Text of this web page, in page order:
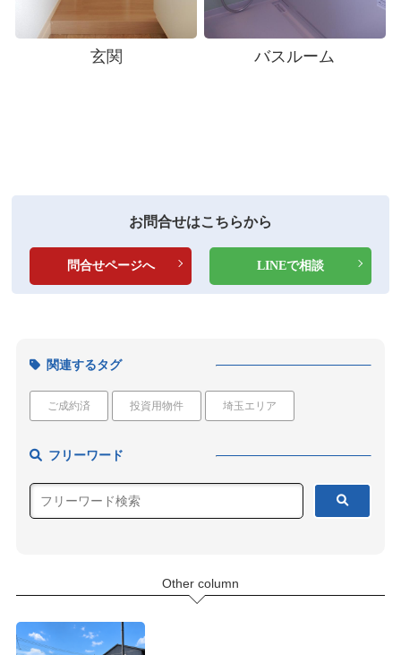
玄関 バスルーム
お問合せはこちらから
問合せページへ LINEで相談
関連するタグ
ご成約済 投資用物件 埼玉エリア
フリーワード
Other column